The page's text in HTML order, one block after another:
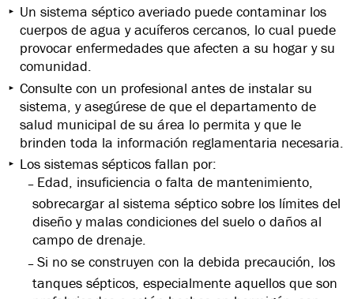
Un sistema séptico averiado puede contaminar los
cuerpos de agua y acuíferos cercanos, lo cual puede
provocar enfermedades que afecten a su hogar y su
comunidad.
Consulte con un profesional antes de instalar su
sistema, y asegúrese de que el departamento de
salud municipal de su área lo permita y que le
brinden toda la información reglamentaria necesaria.
Los sistemas sépticos fallan por:
Edad, insuficiencia o falta de mantenimiento,
sobrecargar al sistema séptico sobre los límites del
diseño y malas condiciones del suelo o daños al
campo de drenaje.
Si no se construyen con la debida precaución, los
tanques sépticos, especialmente aquellos que son